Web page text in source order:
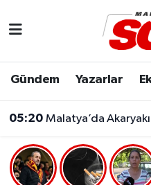
Gündem Yazarlar
05:20 Malatya’da Akaryakıt Alacaklar
Dünya
Eğitim
Malatya Nöbetçi
Malatya Namaz
Malatya Trafik